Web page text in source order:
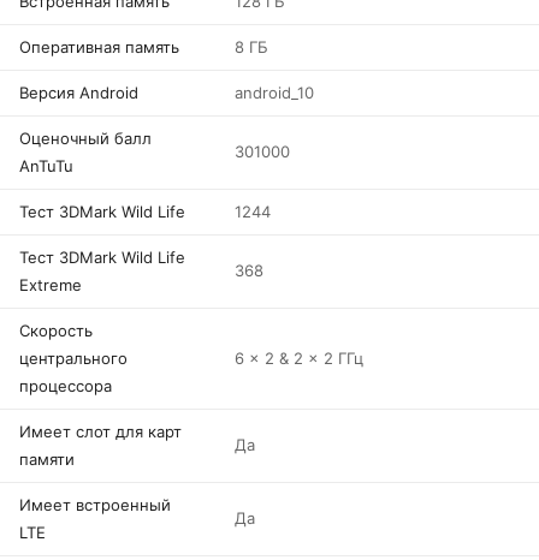
Оперативная память 8 ГБ
Версия Android android_10
Оценочный балл
AnTuTu
301000
Тест 3DMark Wild Life 1244
Тест 3DMark Wild Life
Extreme
368
Скорость
центрального
процессора
6 x 2 & 2 x 2 ГГц
Имеет слот для карт
памяти
Да
Имеет встроенный
LTE
Да